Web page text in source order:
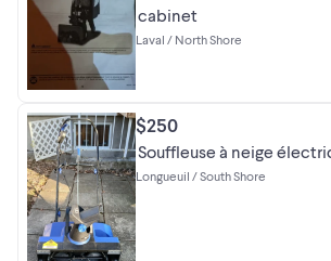
cabinet
Laval / North Shore
$250
Souffleuse à neige
Longueuil / South Shore